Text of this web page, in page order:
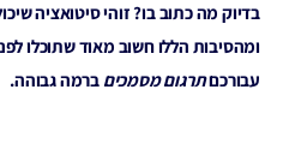
בדיוק מה כתוב בו? זוהי סיטואציה
ומהסיבות הללו חשוב מאוד שתוכלו
עבורכםתרגום מסמכיםברמה גבוהה.